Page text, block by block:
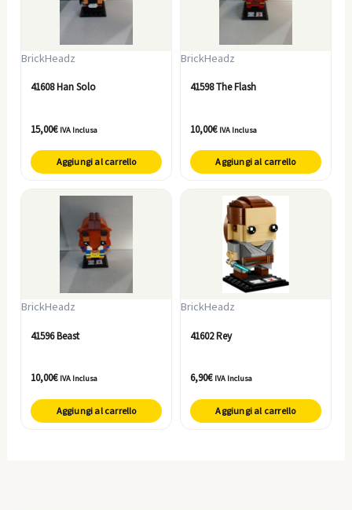
BrickHeadz
41608 Han Solo
15,00€ IVA Inclusa
Aggiungi al carrello
BrickHeadz
41598 The Flash
10,00€ IVA Inclusa
Aggiungi al carrello
BrickHeadz
41596 Beast
10,00€ IVA Inclusa
Aggiungi al carrello
BrickHeadz
41602 Rey
6,90€ IVA Inclusa
Aggiungi al carrello